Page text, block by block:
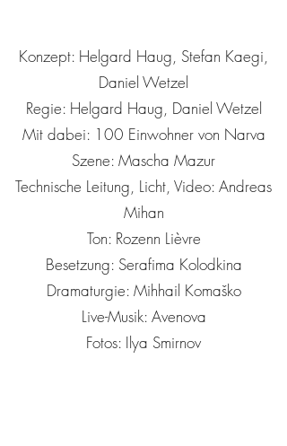
Konzept: Helgard Haug, Stefan Kaegi,
Daniel Wetzel
Regie: Helgard Haug, Daniel Wetzel
Mit dabei: 100 Einwohner von Narva
Szene: Mascha Mazur
Technische Leitung, Licht, Video: Andreas
Mihan
Ton: Rozenn Lièvre
Besetzung: Serafima Kolodkina
Dramaturgie: Mihhail Komaško
Live-Musik: Avenova
Fotos: Ilya Smirnov